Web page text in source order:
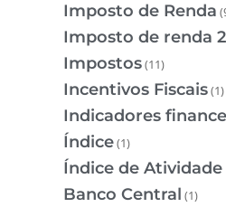
Imposto de Renda
Imposto de renda
Impostos(11)
Incentivos Fiscais(1)
Indicadores
Índice(1)
Índice de
Banco Central (1)